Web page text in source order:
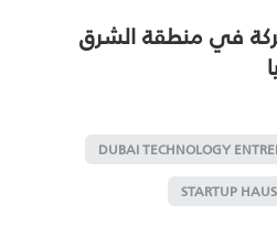
في منطقة الشرق
DUBAI TECHNOLOGY
STARTUP HAUS